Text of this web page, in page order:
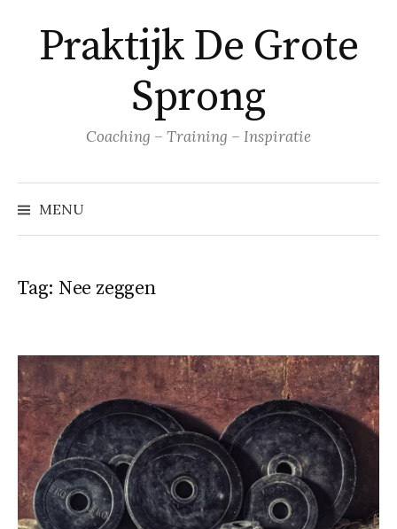
inhoud
springen
Praktijk De Grote
Sprong
Coaching – Training – Inspiratie
MENU
Tag: Nee zeggen